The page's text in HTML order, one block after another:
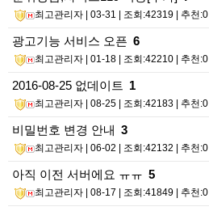
최고관리자 | 03-31 | 조회:42319 | 추천:0
광고기능 서비스 오픈 6
최고관리자 | 01-18 | 조회:42210 | 추천:0
2016-08-25 없데이트 1
최고관리자 | 08-25 | 조회:42183 | 추천:0
비밀번호 변경 안내 3
최고관리자 | 06-02 | 조회:42132 | 추천:0
아직 이전 서버에요 ㅠㅠ 5
최고관리자 | 08-17 | 조회:41849 | 추천:0